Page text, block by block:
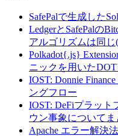
SafePalで生成した
LedgerとSafePalの
アルゴリズムは同じ
Polkadot{.js}
ニックを用いた
IOST: Donnie
ングフロー
IOST: DeFiプラット
ウン事象についてま
Apache エラー解決